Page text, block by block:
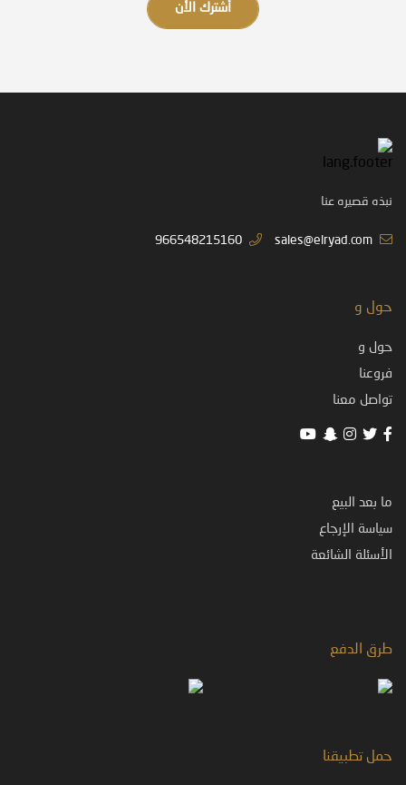
أشترك الأن
نبذه قصيره عنا
sales@elryad.com
966548215160
حول و
حول و
فروعنا
تواصل معنا
ما بعد البيع
سياسة الإرجاع
الأسئلة الشائعة
طرق الدفع
حمل تطبيقنا